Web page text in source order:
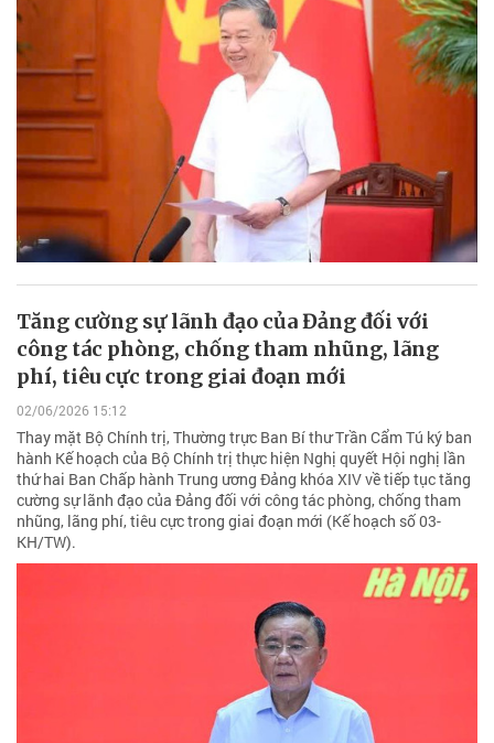
Tăng cường sự lãnh đạo của Đảng đối với
công tác phòng, chống tham nhũng, lãng
phí, tiêu cực trong giai đoạn mới
02/06/2026 15:12
Thay mặt Bộ Chính trị, Thường trực Ban Bí thư Trần Cẩm Tú ký ban
hành Kế hoạch của Bộ Chính trị thực hiện Nghị quyết Hội nghị lần
thứ hai Ban Chấp hành Trung ương Đảng khóa XIV về tiếp tục tăng
cường sự lãnh đạo của Đảng đối với công tác phòng, chống tham
nhũng, lãng phí, tiêu cực trong giai đoạn mới (Kế hoạch số 03-
KH/TW).